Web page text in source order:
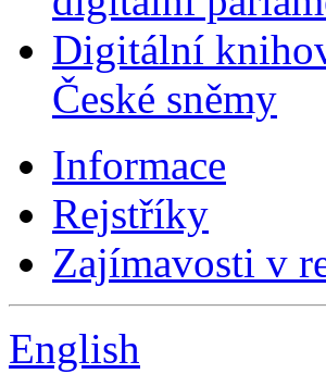
Digitální
České sněmy
Informace
Rejstříky
Zajímavosti v
English